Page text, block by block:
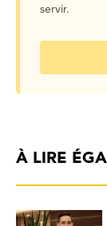
servir.
À LIRE